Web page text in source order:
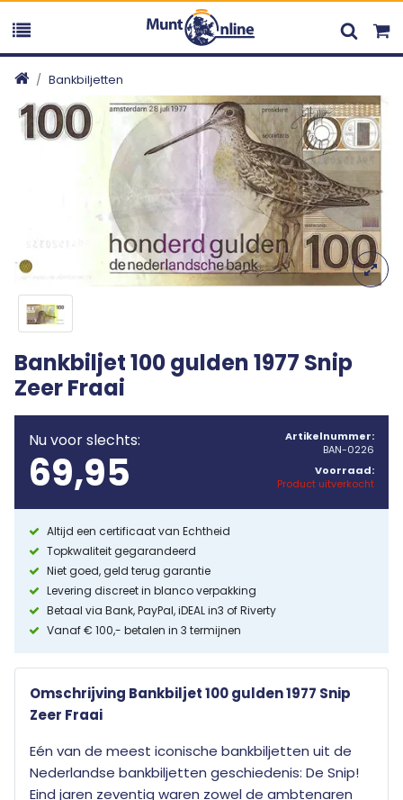
Bankbiljetten
Bankbiljet 100 gulden 1977 Snip
Zeer Fraai
Nu voor slechts:
69,95
Artikelnummer:
BAN-0226
Voorraad:
Product uitverkocht
Altijd een certificaat van Echtheid
Topkwaliteit gegarandeerd
Niet goed, geld terug garantie
Levering discreet in blanco verpakking
Betaal via Bank, PayPal, iDEAL in3 of Riverty
Vanaf € 100,- betalen in 3 termijnen
Omschrijving Bankbiljet 100 gulden 1977 Snip
Zeer Fraai
Eén van de meest iconische bankbiljetten uit de
Nederlandse bankbiljetten geschiedenis: De Snip!
Eind jaren zeventig waren zowel de ambtenaren